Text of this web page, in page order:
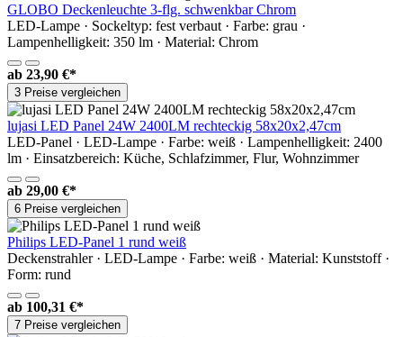
GLOBO Deckenleuchte 3-flg. schwenkbar Chrom
LED-Lampe · Sockeltyp: fest verbaut · Farbe: grau ·
Lampenhelligkeit: 350 lm · Material: Chrom
ab 23,90 €*
3 Preise vergleichen
lujasi LED Panel 24W 2400LM rechteckig 58x20x2,47cm
LED-Panel · LED-Lampe · Farbe: weiß · Lampenhelligkeit: 2400
lm · Einsatzbereich: Küche, Schlafzimmer, Flur, Wohnzimmer
ab 29,00 €*
6 Preise vergleichen
Philips LED-Panel 1 rund weiß
Deckenstrahler · LED-Lampe · Farbe: weiß · Material: Kunststoff ·
Form: rund
ab 100,31 €*
7 Preise vergleichen